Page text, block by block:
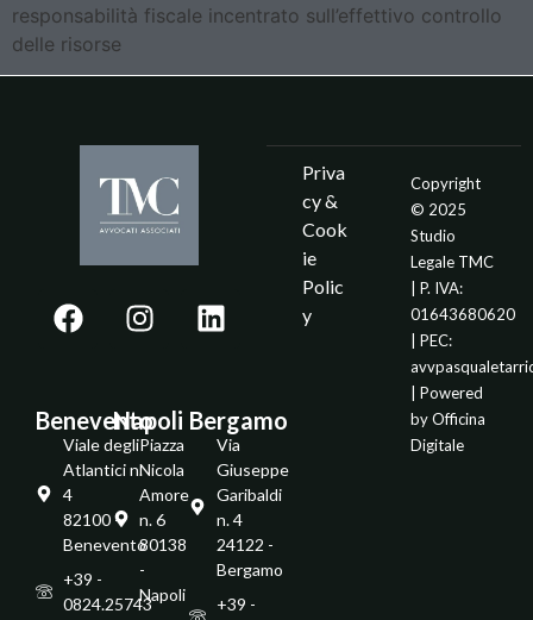
responsabilità fiscale incentrato sull’effettivo controllo
delle risorse
Benevento
Viale degli
Atlantici n.
4
82100 -
Benevento
+39 -
0824.25743
Napoli
Piazza
Nicola
Amore
n. 6
80138
-
Napoli
Bergamo
Via
Giuseppe
Garibaldi
n. 4
24122 -
Bergamo
+39 -
Priva
cy &
Cook
ie
Polic
y
Copyright
© 2025
Studio
Legale TMC
| P. IVA:
01643680620
| PEC:
| Powered
byOfficina
Digitale